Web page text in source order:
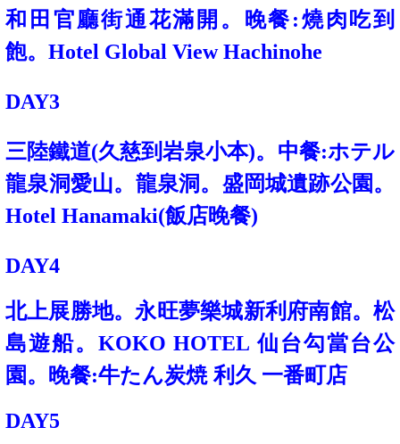
和田官廳街通花滿開。晚餐:燒肉吃到
飽。Hotel Global View Hachinohe
DAY3
三陸鐵道(久慈到岩泉小本)。中餐:ホテル
龍泉洞愛山。龍泉洞。 盛岡城遺跡公園。
Hotel Hanamaki(飯店晚餐)
DAY4
北上展勝地。永旺夢樂城新利府南館。松
島遊船。KOKO HOTEL 仙台勾當台公
園。晚餐:牛たん炭焼 利久 一番町店
DAY5